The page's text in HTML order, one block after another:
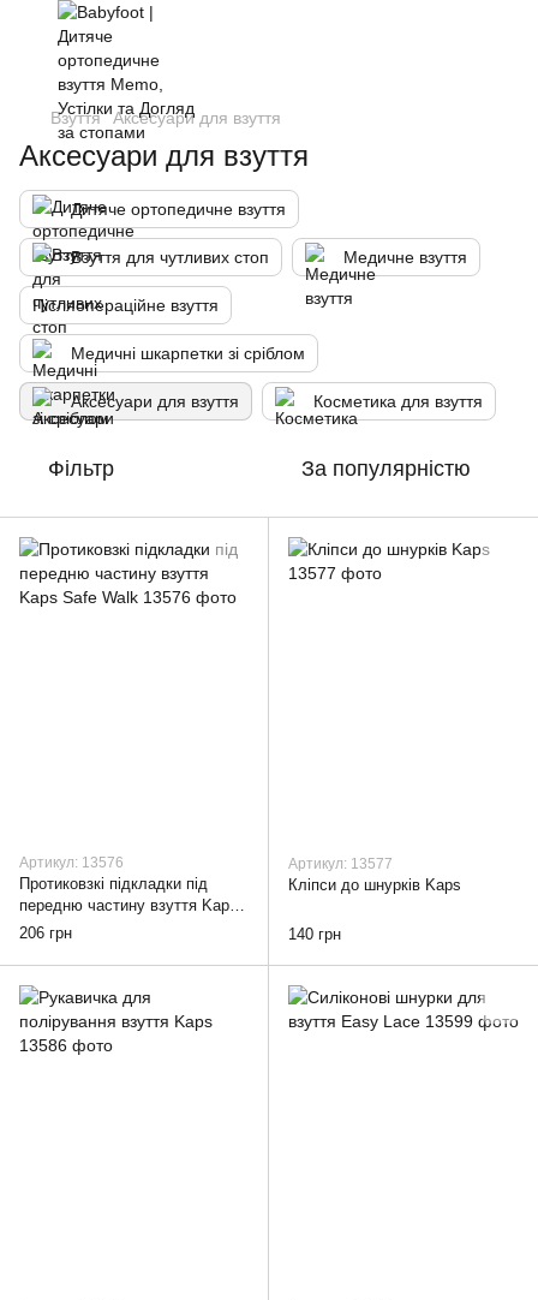
Взуття Аксесуари для взуття
Аксесуари для взуття
Дитяче ортопедичне взуття
Взуття для чутливих стоп Медичне взуття
Післяопераційне взуття
Медичні шкарпетки зі сріблом
Аксесуари для взуття Косметика для взуття
Фільтр За популярністю
Артикул: 13576
Протиковзкі підкладки під
передню частину взуття Kaps
Safe Walk
206 грн
Артикул: 13577
Кліпси до шнурків Kaps
140 грн